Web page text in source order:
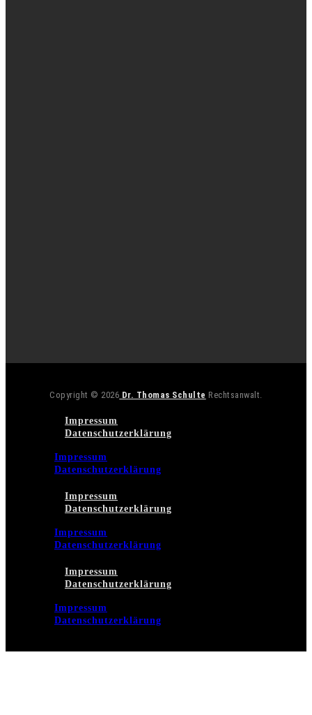
Copyright © 2026 Dr. Thomas Schulte Rechtsanwalt.
Impressum
Datenschutzerklärung
Impressum
Datenschutzerklärung
Impressum
Datenschutzerklärung
Impressum
Datenschutzerklärung
Impressum
Datenschutzerklärung
Impressum
Datenschutzerklärung